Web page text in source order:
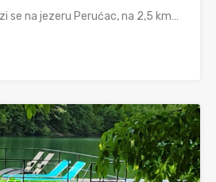
se na jezeru Perućac, na 2,5 km…